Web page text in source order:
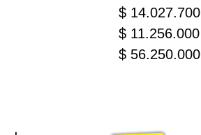
$ 14.027.700
$ 11.256.000
$ 56.250.000